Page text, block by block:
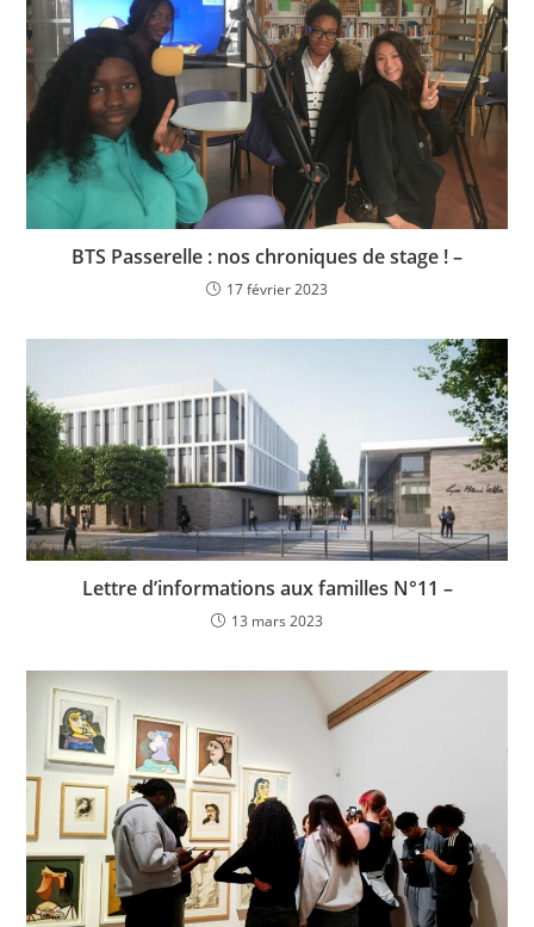
BTS Passerelle : nos chroniques de stage ! –
17 février 2023
Lettre d’informations aux familles N°11 –
13 mars 2023